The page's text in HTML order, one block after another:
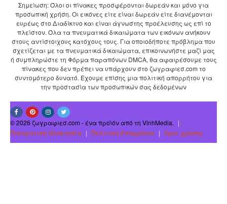
Σημείωση: Όλοι οι πίνακες προσφέρονται δωρεάν και μόνο για
προσωπική χρήση. Οι εικόνες είτε είναι δωρεάν είτε διανέμονται
ευρέως στο Διαδίκτυο και είναι άγνωστης προέλευσης ως επί το
πλείστον. Όλα τα πνευματικά δικαιώματα των εικόνων ανήκουν
στους αντίστοιχους κατόχους τους. Για οποιοδήποτε πρόβλημα που
σχετίζεται με τα πνευματικά δικαιώματα, επικοινωνήστε μαζί μας
ή συμπληρώστε τη Φόρμα παραπόνων DMCA, θα αφαιρέσουμε τους
πίνακες που δεν πρέπει να υπάρχουν στο ζωγραφιεσ.com το
συντομότερο δυνατό. Έχουμε επίσης μια πολιτική απορρήτου για
την προστασία των προσωπικών σας δεδομένων
© 2026 ζωγραφιεσ.com - ένα προϊόν από τη VinhMedia. |
Πνευματική ιδιοκτησία | Πολιτική Απορρήτου | Οροι χρήσης